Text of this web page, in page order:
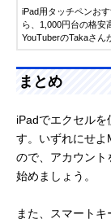
iPad用タッチペンお
ら、1,000円台の格安
YouTuberのTakaさん
まとめ
iPadでエクセルを
す。いずれにせ
ので、アカウント
始めましょう。
また、スマート